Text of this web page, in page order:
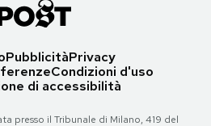
PubblicitàPrivacy
Condizioni d'uso
di accessibilità
presso il Tribunale di Milano, 419 del